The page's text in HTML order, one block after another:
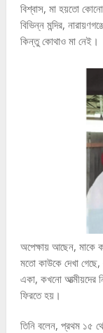
বিশ্বাস, মা হয়তো
বিভিন্ন মন্দির,
কিন্তু কোথাও মা নেই।
অপেক্ষায় আছেন, মাকে
মতো কাউকে দেখা
একা, কখনো আত্মীয়দের
ফিরতে হয়।
তিনি বলেন, প্রথম ১৫